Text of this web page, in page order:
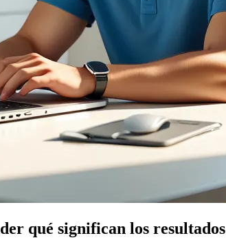
qué significan los resultados